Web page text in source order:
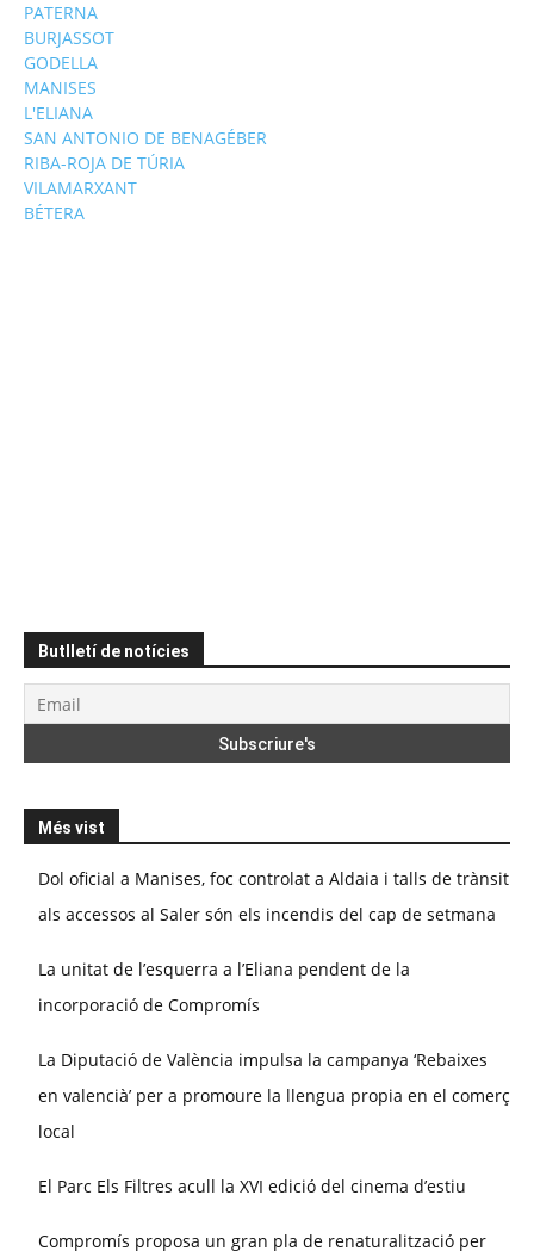
PATERNA
BURJASSOT
GODELLA
MANISES
L'ELIANA
SAN ANTONIO DE BENAGÉBER
RIBA-ROJA DE TÚRIA
VILAMARXANT
BÉTERA
Butlletí de notícies
Més vist
Dol oficial a Manises, foc controlat a Aldaia i talls de trànsit
als accessos al Saler són els incendis del cap de setmana
La unitat de l’esquerra a l’Eliana pendent de la
incorporació de Compromís
La Diputació de València impulsa la campanya ‘Rebaixes
en valencià’ per a promoure la llengua propia en el comerç
local
El Parc Els Filtres acull la XVI edició del cinema d’estiu
Compromís proposa un gran pla de renaturalització per